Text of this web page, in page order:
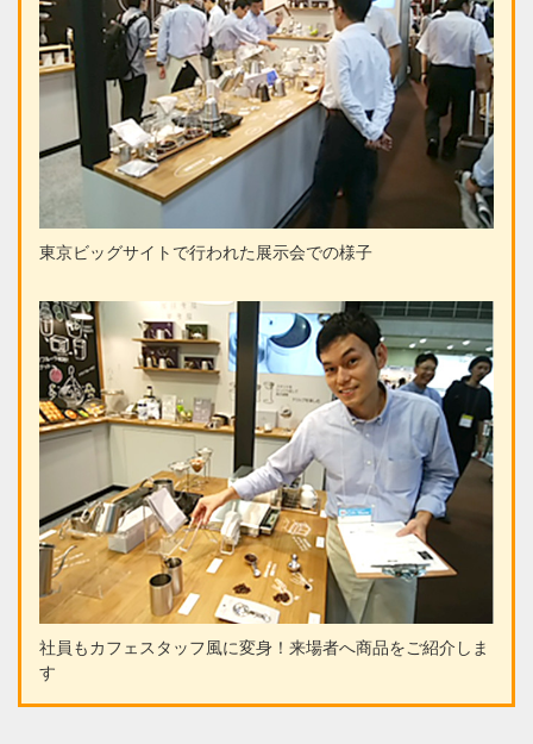
東京ビッグサイトで行われた展示会での様子
社員もカフェスタッフ風に変身！来場者へ商品をご紹介しま
す